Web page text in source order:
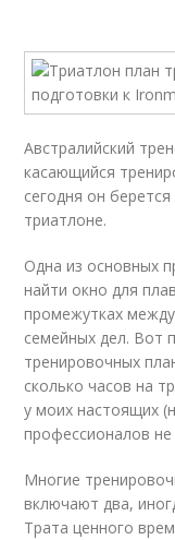
Австралийский
касающийся
сегодня он
триатлоне.
Одна из основных
найти окно для
промежутках
семейных дел. Вот
тренировочных
сколько часов на
у моих настоящих
профессионалов
Многие
включают два,
Трата ценного